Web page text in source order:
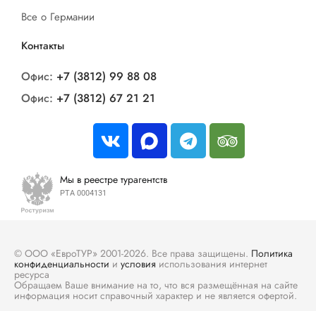
Все о Германии
Контакты
Офис: +7 (3812) 99 88 08
Офис: +7 (3812) 67 21 21
Мы в реестре турагентств
РТА 0004131
© ООО «ЕвроТУР» 2001-2026. Все права защищены. Политика
конфиденциальности и условия использования интернет
ресурса
Обращаем Ваше внимание на то, что вся размещённая на сайте
информация носит справочный характер и не является офертой.